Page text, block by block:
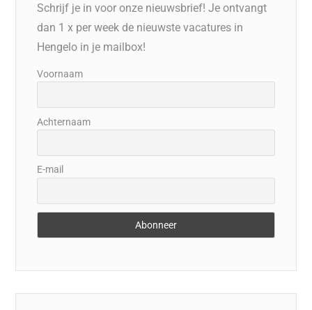
Schrijf je in voor onze nieuwsbrief! Je ontvangt
dan 1 x per week de nieuwste vacatures in
Hengelo in je mailbox!
Voornaam
Achternaam
E-mail